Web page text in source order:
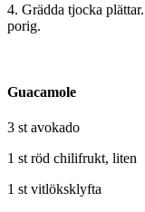
4. Grädda tjocka
porig.
Guacamole
3 st avokado
1 st röd chilifrukt, liten
1 st vitlöksklyfta